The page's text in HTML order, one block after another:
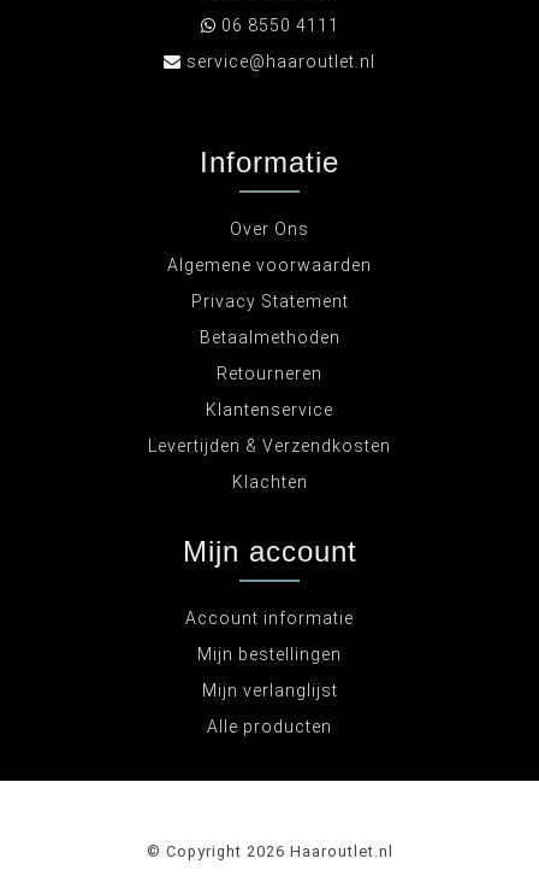
06 8550 4111
service@haaroutlet.nl
Informatie
Over Ons
Algemene voorwaarden
Privacy Statement
Betaalmethoden
Retourneren
Klantenservice
Levertijden & Verzendkosten
Klachten
Mijn account
Account informatie
Mijn bestellingen
Mijn verlanglijst
Alle producten
© Copyright 2026 Haaroutlet.nl